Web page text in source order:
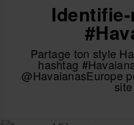
Partage ton style
hashtag
@HavaianasEurope